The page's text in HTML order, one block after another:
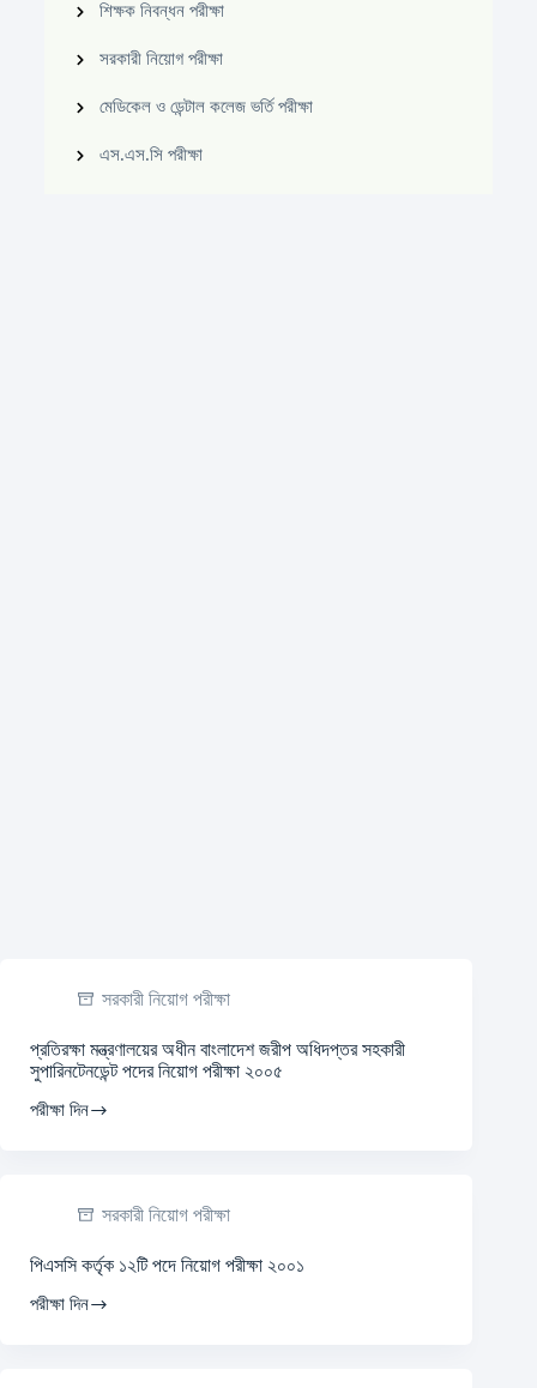
শিক্ষক নিবন্ধন পরীক্ষা
সরকারী নিয়োগ পরীক্ষা
মেডিকেল ও ডেন্টাল কলেজ ভর্তি পরীক্ষা
এস.এস.সি পরীক্ষা
সরকারী নিয়োগ পরীক্ষা
প্রতিরক্ষা মন্ত্রণালয়ের অধীন বাংলাদেশ জরীপ অধিদপ্তর সহকারী
সুপারিনটেনডেন্ট পদের নিয়োগ পরীক্ষা ২০০৫
পরীক্ষা দিন
সরকারী নিয়োগ পরীক্ষা
পিএসসি কর্তৃক ১২টি পদে নিয়োগ পরীক্ষা ২০০১
পরীক্ষা দিন